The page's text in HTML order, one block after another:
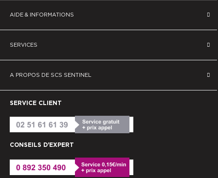
AIDE & INFORMATIONS
SERVICES
A PROPOS DE SCS SENTINEL
SERVICE CLIENT
CONSEILS D'EXPERT